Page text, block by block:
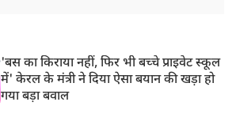
'बस का किराया नहीं, फिर भी बच्चे प्राइवेट स्कूल
में' केरल के मंत्री ने दिया ऐसा बयान की खड़ा हो
गया बड़ा बवाल